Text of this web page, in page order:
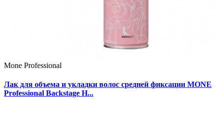
Mone Professional
Лак для объема и укладки волос средней фиксации MONE
Professional Backstage H...